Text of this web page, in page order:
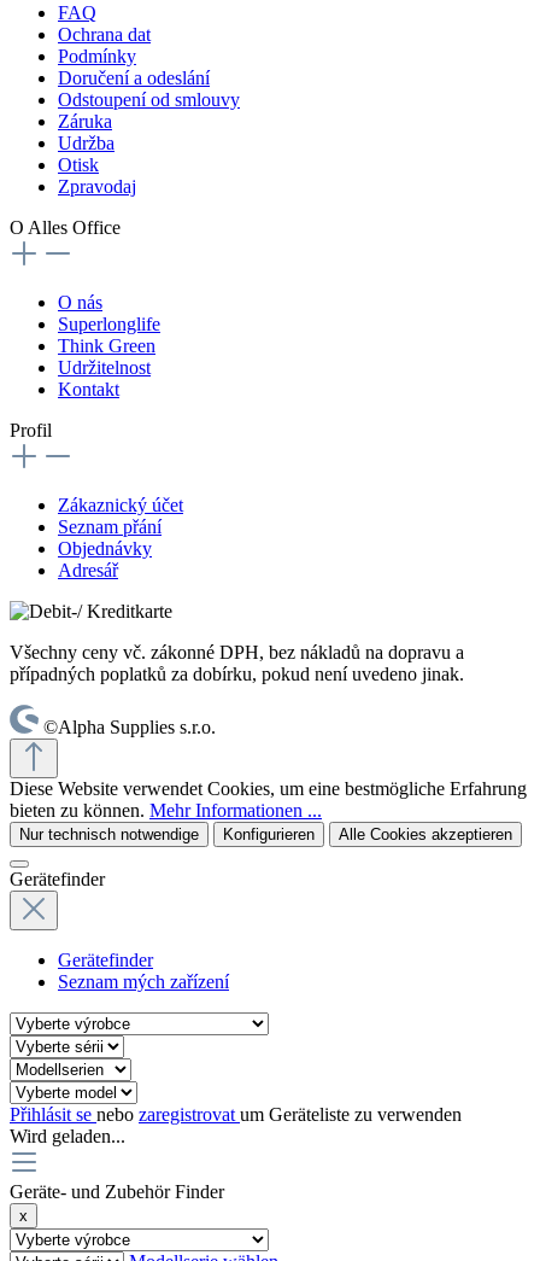
FAQ
Ochrana dat
Podmínky
Doručení a odeslání
Odstoupení od smlouvy
Záruka
Udržba
Otisk
Zpravodaj
O Alles Office
O nás
Superlonglife
Think Green
Udržitelnost
Kontakt
Profil
Zákaznický účet
Seznam přání
Objednávky
Adresář
Všechny ceny vč. zákonné DPH, bez nákladů na dopravu a
případných poplatků za dobírku, pokud není uvedeno jinak.
©Alpha Supplies s.r.o.
Diese Website verwendet Cookies, um eine bestmögliche Erfahrung
bieten zu können. Mehr Informationen ...
Nur technisch notwendige Konfigurieren Alle Cookies akzeptieren
Gerätefinder
Gerätefinder
Seznam mých zařízení
Přihlásit se nebo zaregistrovat um Geräteliste zu verwenden
Wird geladen...
Geräte- und Zubehör Finder
x